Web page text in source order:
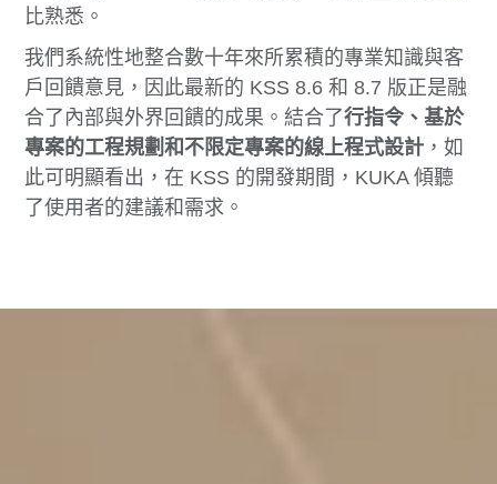
比熟悉。
我們系統性地整合數十年來所累積的專業知識與客
戶回饋意見，因此最新的 KSS 8.6 和 8.7 版正是融
合了內部與外界回饋的成果。結合了行指令、基於
專案的工程規劃和不限定專案的線上程式設計 ，如
此可明顯看出，在 KSS 的開發期間，KUKA 傾聽
了使用者的建議和需求。